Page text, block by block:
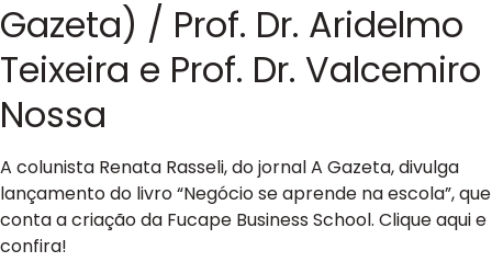
Gazeta) / Prof. Dr. Aridelmo
Teixeira e Prof. Dr. Valcemiro
Nossa
A colunista Renata Rasseli, do jornal A Gazeta, divulga
lançamento do livro “Negócio se aprende na escola”, que
conta a criação da Fucape Business School. Clique aqui e
confira!